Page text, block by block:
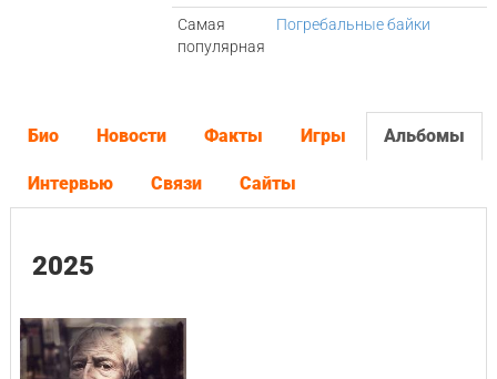
Самая
популярная
Погребальные байки
Био Новости Факты Игры Альбомы
Интервью Связи Сайты
2025